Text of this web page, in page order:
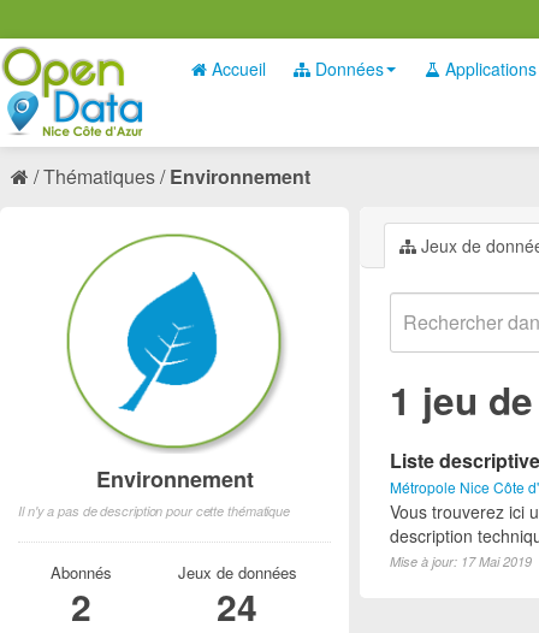
Accueil Données Applications
Thématiques Environnement
Jeux de
1 jeu
Liste
Métropole Nice Côte
Vous trouverez ici
description
Mise à jour: 17 Mai 2019
Environnement
Il n'y a pas de description pour cette thématique
Abonnés
2
Jeux de données
24